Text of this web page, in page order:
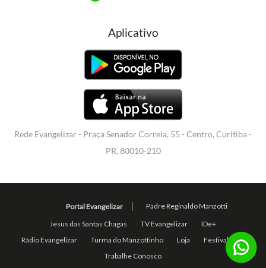
Aplicativo
Rede Evangelizar - Praça Senador Correia, 55 - Centro, Curitiba -
PR, 80010-210